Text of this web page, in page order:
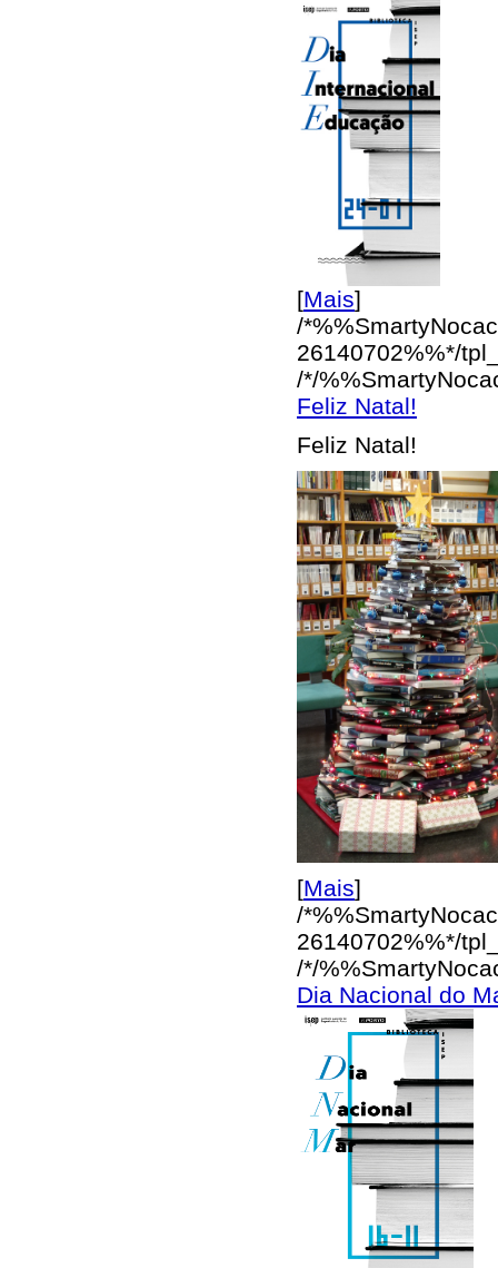
[Mais]
/
26140702%%*/
/*/
Feliz Natal!
Feliz Natal!
[Mais]
/
26140702%%*/
/*/
Dia Nacional do